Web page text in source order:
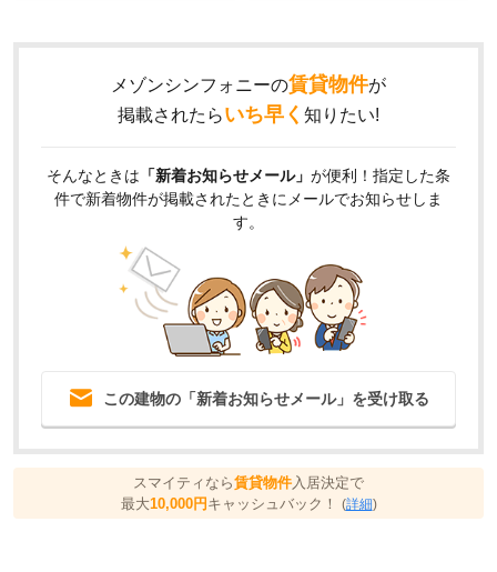
メゾンシンフォニーの賃貸物件が
掲載されたらいち早く 知りたい!
そんなときは 「新着お知らせメール」 が便利！指定した条
件で新着物件が掲載されたときにメールでお知らせしま
す。
この建物の「新着お知らせメール」を受け取る
スマイティなら賃貸物件 入居決定で
最大10,000円キャッシュバック！ (詳細)